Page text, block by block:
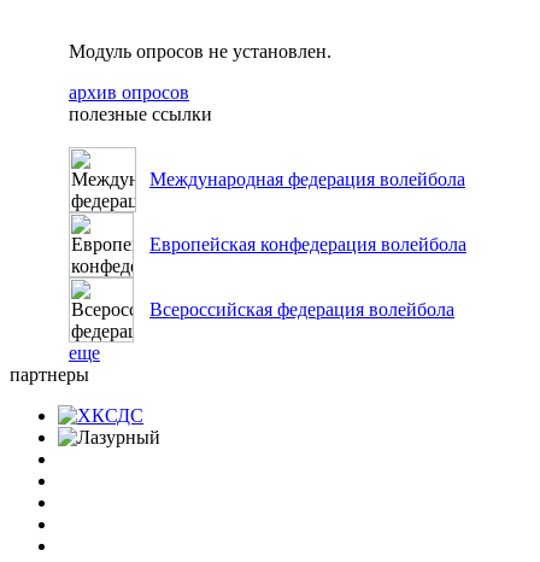
Модуль опросов не установлен.
архив опросов
полезные ссылки
Международная федерация волейбола
Европейская конфедерация волейбола
Всероссийская федерация волейбола
еще
партнеры